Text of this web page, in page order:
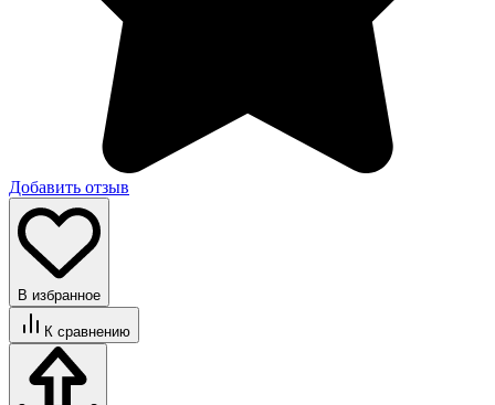
Добавить отзыв
В избранное
К сравнению